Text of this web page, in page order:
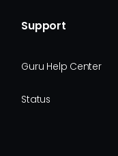
Support
Guru Help Center
Status